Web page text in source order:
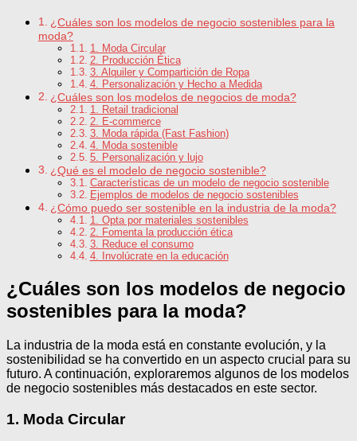
¿Cuáles son los modelos de negocio sostenibles para la
moda?
1. Moda Circular
2. Producción Ética
3. Alquiler y Compartición de Ropa
4. Personalización y Hecho a Medida
¿Cuáles son los modelos de negocios de moda?
1. Retail tradicional
2. E-commerce
3. Moda rápida (Fast Fashion)
4. Moda sostenible
5. Personalización y lujo
¿Qué es el modelo de negocio sostenible?
Características de un modelo de negocio sostenible
Ejemplos de modelos de negocio sostenibles
¿Cómo puedo ser sostenible en la industria de la moda?
1. Opta por materiales sostenibles
2. Fomenta la producción ética
3. Reduce el consumo
4. Involúcrate en la educación
¿Cuáles son los modelos de negocio
sostenibles para la moda?
La industria de la moda está en constante evolución, y la
sostenibilidad se ha convertido en un aspecto crucial para su
futuro. A continuación, exploraremos algunos de los modelos
de negocio sostenibles más destacados en este sector.
1. Moda Circular